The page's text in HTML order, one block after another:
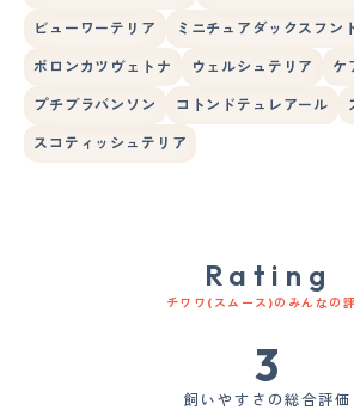
ビューワーテリア ミニチュアダックスフン
ボロンカツヴェトナ ウェルシュテリア ケ
プチブラバンソン コトンドテュレアール
スコティッシュテリア
Rating
チワワ(スムース)のみんなの
3
飼いやすさの総合評価